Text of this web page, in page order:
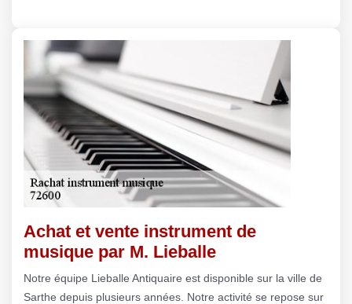
Achat et vente instrument de
musique par M. Lieballe
Notre équipe Lieballe Antiquaire est disponible sur la ville de
Sarthe depuis plusieurs années. Notre activité se repose sur